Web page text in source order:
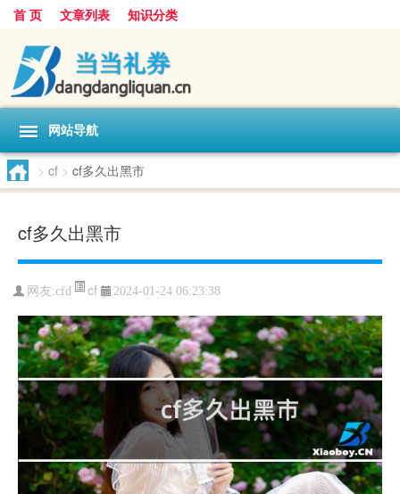
首 页 文章列表 知识分类
网站导航
> cf > cf多久出黑市
cf多久出黑市
网友:cfd cf 2024-01-24 06:23:38